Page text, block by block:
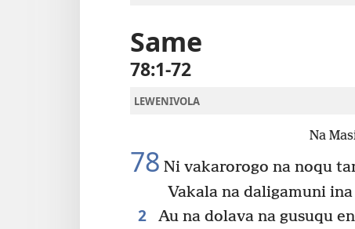
Same
78:1-72
LEWENIVOLA
Na
78 Ni vakarorogo na noqu
Vakala na daligamuni
2
Au na dolava na gusuqu